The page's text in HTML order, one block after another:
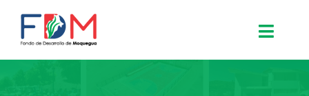
Search for: